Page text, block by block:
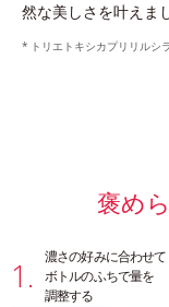
然な美しさを叶えま
トリエトキシカプリリルシ
褒め
1.
濃さの好みに合わせて
ボトルのふちで量を
調整する